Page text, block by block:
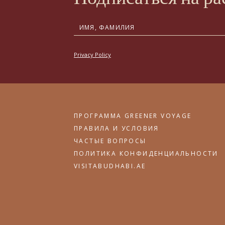
Privacy Policy
ПРОГРАММА GREENER VOYAGE
ПРАВИЛА И УСЛОВИЯ
ЧАСТЫЕ ВОПРОСЫ
ПОЛИТИКА КОНФИДЕНЦИАЛЬНОСТИ
VISITABUDHABI.AE